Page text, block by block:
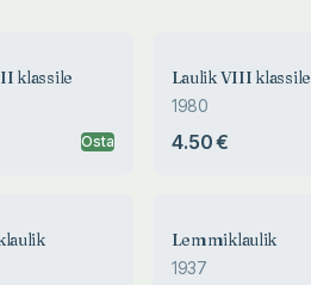
klassile
Osta
Laulik VIII klassile
1980
4.50 €
Lemmiklaulik
1937